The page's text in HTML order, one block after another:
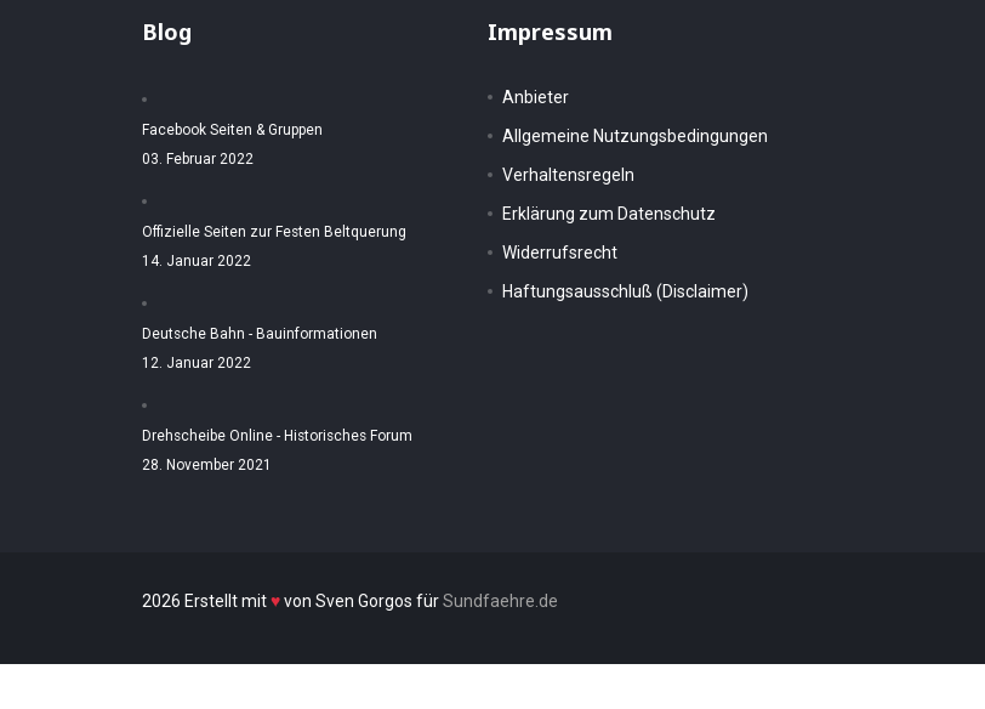
Blog
Facebook Seiten & Gruppen
03. Februar 2022
Offizielle Seiten zur Festen Beltquerung
14. Januar 2022
Deutsche Bahn - Bauinformationen
12. Januar 2022
Drehscheibe Online - Historisches Forum
28. November 2021
Impressum
Anbieter
Allgemeine Nutzungsbedingungen
Verhaltensregeln
Erklärung zum Datenschutz
Widerrufsrecht
Haftungsausschluß (Disclaimer)
2026 Erstellt mit♥von Sven Gorgos fürSundfaehre.de